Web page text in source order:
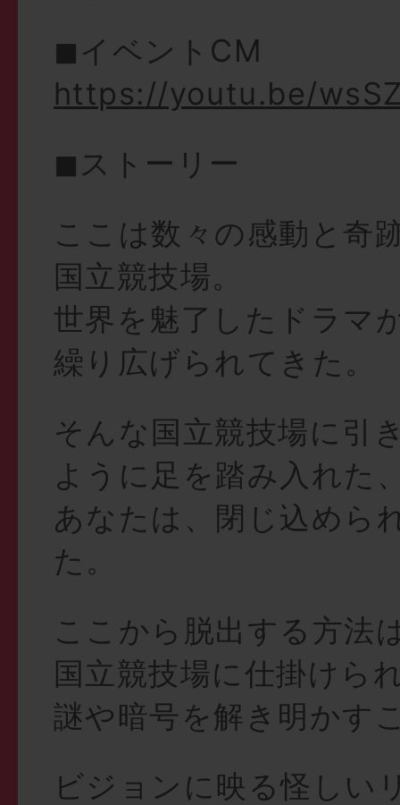
◼︎イベントCM
https://youtu.be/
◼︎ストーリー
ここは数々の感動と奇
国立競技場。
世界を魅了したドラマ
繰り広げられてきた。
そんな国立競技場に引
ように足を踏み入れた
あなたは、閉じ込めら
た。
ここから脱出する方法
国立競技場に仕掛けら
謎や暗号を解き明かす
ビジョンに映る怪しい